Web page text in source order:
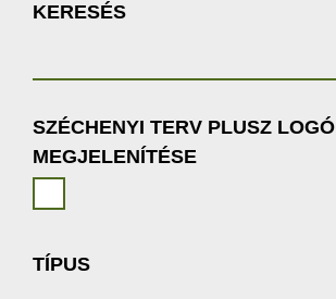
KAPCSOLAT
KERESÉS
SZÉCHENYI TERV PLUSZ LOGÓ
MEGJELENÍTÉSE
TÍPUS